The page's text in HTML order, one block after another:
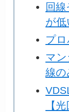
回
が低
プ
マ
線の
【